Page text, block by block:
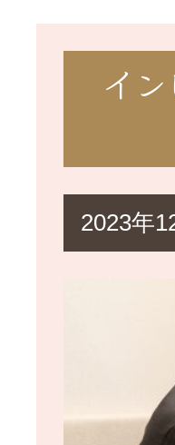
イ
2023年